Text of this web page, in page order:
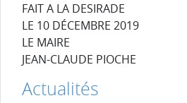
FAIT A LA DESIRADE
LE 10 DÉCEMBRE 2019
LE MAIRE
JEAN-CLAUDE PIOCHE
Actualités